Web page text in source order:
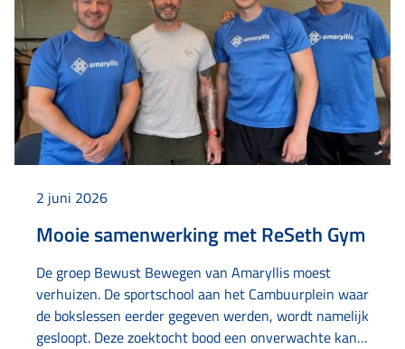
2 juni 2026
Mooie samenwerking met ReSeth Gym
De groep Bewust Bewegen van Amaryllis moest
verhuizen. De sportschool aan het Cambuurplein waar
de bokslessen eerder gegeven werden, wordt namelijk
gesloopt. Deze zoektocht bood een onverwachte kans